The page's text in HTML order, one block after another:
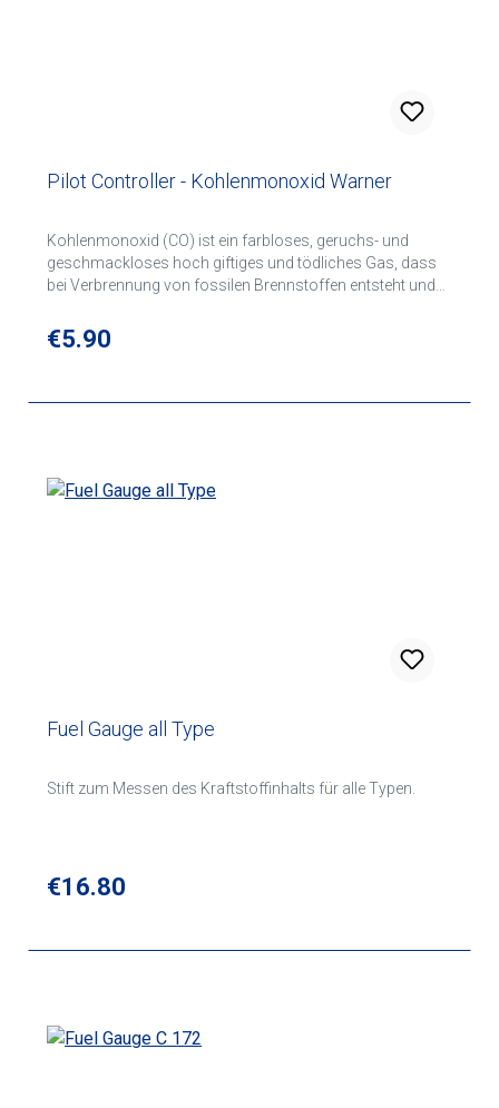
Pilot Controller - Kohlenmonoxid Warner
Kohlenmonoxid (CO) ist ein farbloses, geruchs- und
geschmackloses hoch giftiges und tödliches Gas, dass
bei Verbrennung von fossilen Brennstoffen entsteht und
führen kann. Der PILOT CONTROLLER® bietet sich optimal
zur Verwendung im Flugzeug, Boot, Auto oder auch zu
Regular price:
€5.90
Fuel Gauge all Type
Stift zum Messen des Kraftstoffinhalts für alle Typen.
Regular price:
€16.80